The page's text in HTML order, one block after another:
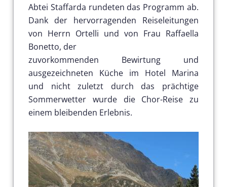
Abtei Staffarda rundeten das Programm ab.
Dank der hervorragenden Reiseleitungen
von Herrn Ortelli und von Frau Raffaella
Bonetto, der
zuvorkommenden Bewirtung und
ausgezeichneten Küche im Hotel Marina
und nicht zuletzt durch das prächtige
Sommerwetter wurde die Chor-Reise zu
einem bleibenden Erlebnis.